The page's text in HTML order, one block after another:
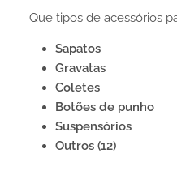
Que tipos de acessórios
Sapatos
Gravatas
Coletes
Botões de punho
Suspensórios
Outros (12)